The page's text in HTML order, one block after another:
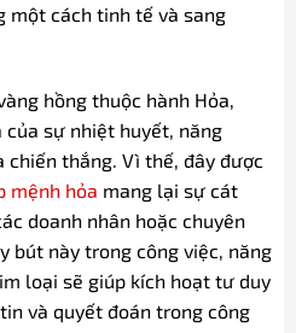
một cách tinh tế và sang
hồng thuộc hành Hỏa,
sự nhiệt huyết, năng
chiến thắng. Vì thế, đây được
mệnh hỏa mang lại sự cát
doanh nhân hoặc chuyên
bút này trong công việc, năng
loại sẽ giúp kích hoạt tư duy
và quyết đoán trong công